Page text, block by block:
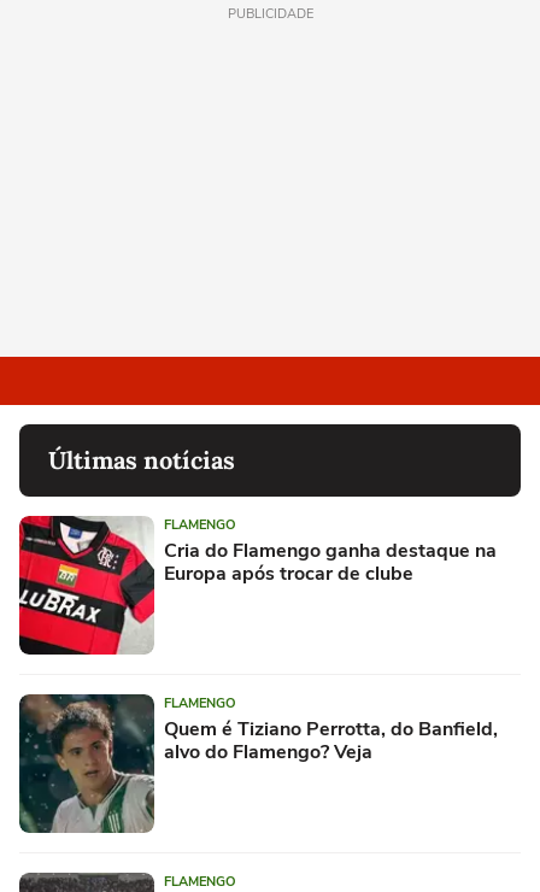
PUBLICIDADE
Últimas notícias
FLAMENGO
Cria do Flamengo ganha destaque na
Europa após trocar de clube
FLAMENGO
Quem é Tiziano Perrotta, do Banfield,
alvo do Flamengo? Veja
FLAMENGO